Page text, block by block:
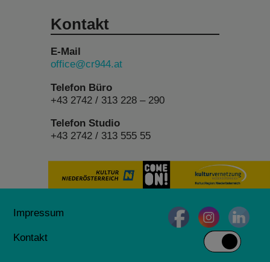
Kontakt
E-Mail
office@cr944.at
Telefon Büro
+43 2742 / 313 228 – 290
Telefon Studio
+43 2742 / 313 555 55
Impressum
Kontakt